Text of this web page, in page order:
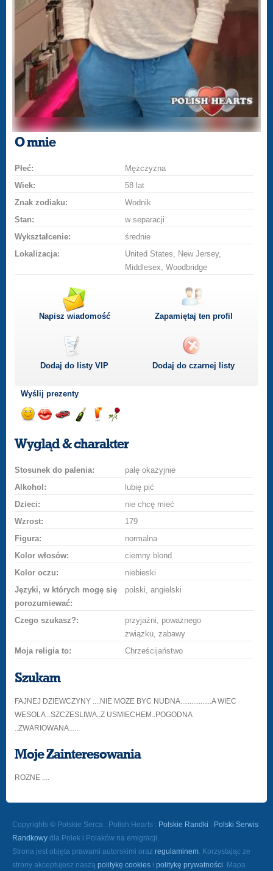
O mnie
Płeć:
Mężczyzna
Wiek:
58 lat
Znak zodiaku:
Wodnik
Stan:
w separacji
Wykształcenie:
średnie
Lokalizacja:
United States, New Jersey,
Middlesex, Woodbridge
Napisz wiadomość Zapamiętaj ten profil
Dodaj do listyVIP Dodaj do czarnej listy
Wyślij prezenty
uśmiech
buziakasamochodem
szampana
drinka
różę
Wygląd & charakter
Stosunek do palenia:
palę okazyjnie
Alkohol:
lubię pić
Dzieci:
nie chcę mieć
Wzrost:
179
Figura:
normalna
Kolor włosów:
ciemny blond
Kolor oczu:
niebieski
Języki, w których mogę się
porozumiewać:
polski, angielski
Czego szukasz?:
przyjaźni, poważnego
związku, zabawy
Moja religia to:
Chrześcijaństwo
Szukam
FAJNEJ DZIEWCZYNY ....NIE MOZE BYC NUDNA.................A WIEC
WESOLA ..SZCZESLIWA..Z USMIECHEM..POGODNA
..ZWARIOWANA......
Moje Zainteresowania
ROZNE ....
Copyrights © Polskie Serca : Polish Hearts : Polskie Randki : Polski Serwis
Randkowy dla Polek i Polaków na emigracji.
Strona jest objęta prawami autorskimi oraz regulaminem. Korzystając ze
strony akceptujesz naszą politykę cookies i politykę prywatności. Mapa